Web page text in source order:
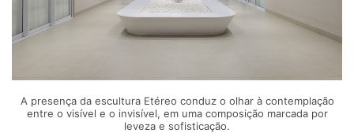
A presença da escultura Etéreo conduz o olhar à contemplação
entre o visível e o invisível, em uma composição marcada por
leveza e sofisticação.